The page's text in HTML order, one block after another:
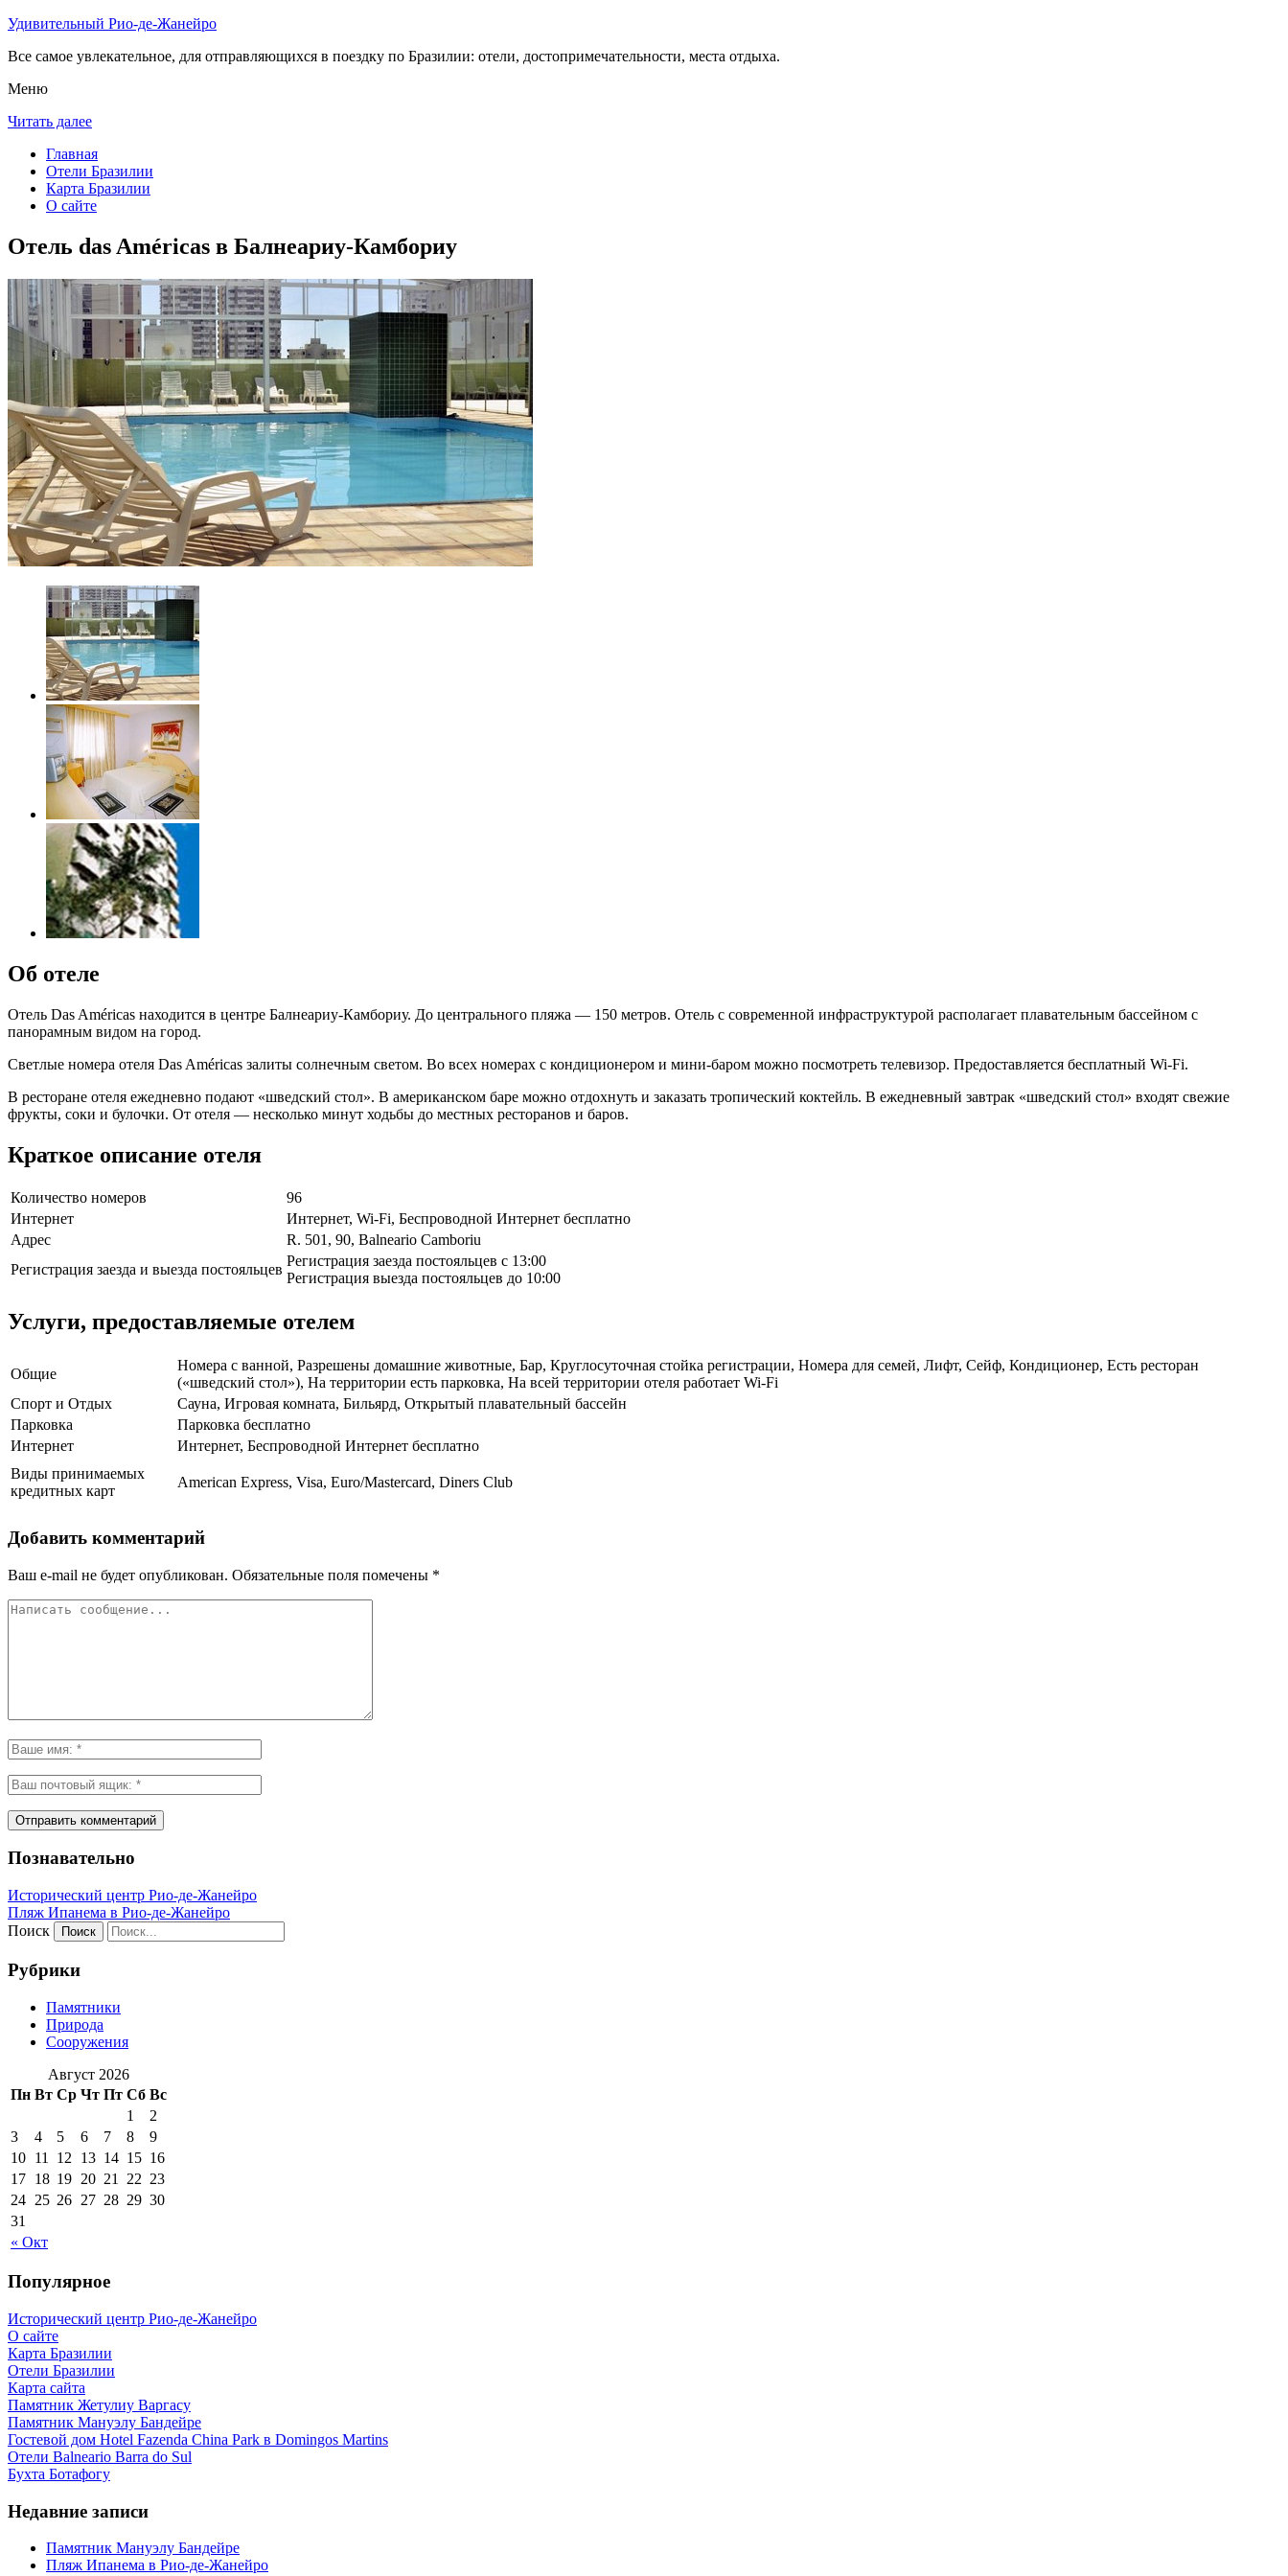
Удивительный Рио-де-Жанейро
Все самое увлекательное, для отправляющихся в поездку по Бразилии: отели, достопримечательности, места отдыха.
Меню
Читать далее
Главная
Отели Бразилии
Карта Бразилии
О сайте
Отель das Américas в Балнеариу-Камбориу
Об отеле
Отель Das Américas находится в центре Балнеариу-Камбориу. До центрального пляжа — 150 метров. Отель с современной инфраструктурой располагает плавательным бассейном с
панорамным видом на город.
Светлые номера отеля Das Américas залиты солнечным светом. Во всех номерах с кондиционером и мини-баром можно посмотреть телевизор. Предоставляется бесплатный Wi-Fi.
В ресторане отеля ежедневно подают «шведский стол». В американском баре можно отдохнуть и заказать тропический коктейль. В ежедневный завтрак «шведский стол» входят свежие
фрукты, соки и булочки. От отеля — несколько минут ходьбы до местных ресторанов и баров.
Краткое описание отеля
Количество номеров
96
Интернет
Интернет, Wi-Fi, Беспроводной Интернет бесплатно
Адрес
R. 501, 90, Balneario Camboriu
Регистрация заезда и выезда постояльцев
Регистрация заезда постояльцев с 13:00
Регистрация выезда постояльцев до 10:00
Услуги, предоставляемые отелем
Общие
Номера с ванной, Разрешены домашние животные, Бар, Круглосуточная стойка регистрации, Номера для семей, Лифт, Сейф, Кондиционер, Есть ресторан
(«шведский стол»), На территории есть парковка, На всей территории отеля работает Wi-Fi
Спорт и Отдых
Сауна, Игровая комната, Бильярд, Открытый плавательный бассейн
Парковка
Парковка бесплатно
Интернет
Интернет, Беспроводной Интернет бесплатно
Виды принимаемых
кредитных карт
American Express, Visa, Euro/Mastercard, Diners Club
Добавить комментарий
Ваш e-mail не будет опубликован. Обязательные поля помечены *
Познавательно
Исторический центр Рио-де-Жанейро
Пляж Ипанема в Рио-де-Жанейро
Поиск
Рубрики
Памятники
Природа
Сооружения
Август 2026
Пн Вт Ср Чт Пт Сб Вс
« Окт
1
2
3
4 5 6 7 8
9
10 11 12 13 14 15 16
17 18 19 20 21 22 23
24 25 26 27 28 29 30
31
Популярное
Исторический центр Рио-де-Жанейро
О сайте
Карта Бразилии
Отели Бразилии
Карта сайта
Памятник Жетулиу Варгасу
Памятник Мануэлу Бандейре
Гостевой дом Hotel Fazenda China Park в Domingos Martins
Отели Balneario Barra do Sul
Бухта Ботафогу
Недавние записи
Памятник Мануэлу Бандейре
Пляж Ипанема в Рио-де-Жанейро